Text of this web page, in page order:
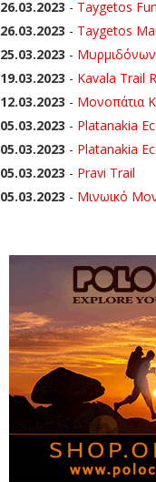
26.03.2023 - Taygetos Fun
26.03.2023 - Taygetos
25.03.2023 -
19.03.2023 - Kavala Trail
12.03.2023 - Μονοπάτια
05.03.2023 - Platanakia
05.03.2023 - Platanakia
05.03.2023 - Pravi Trail
05.03.2023 - Μινωικό